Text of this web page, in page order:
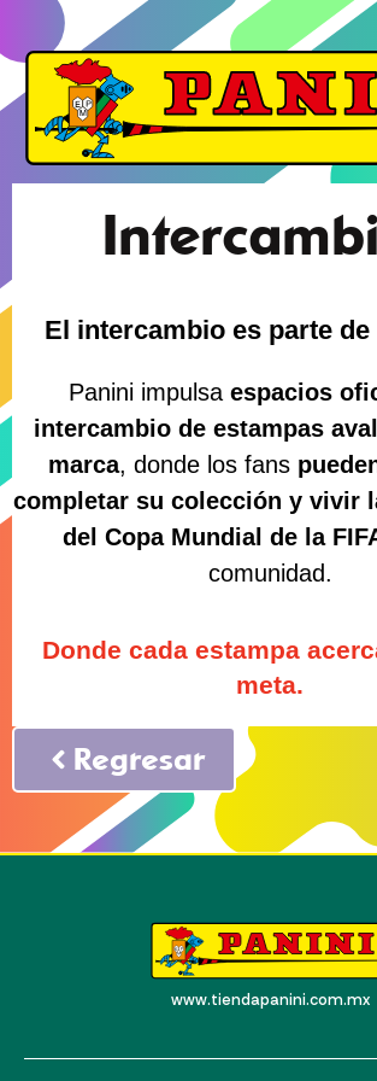
El intercambio es parte de
Panini impulsa espacios
intercambio de estampas
marca, donde los fans
completar su colección y vivir
del Copa Mundial de la
comunidad.
Donde cada estampa
meta.
Regresar
www.tiendapanini.com.mx